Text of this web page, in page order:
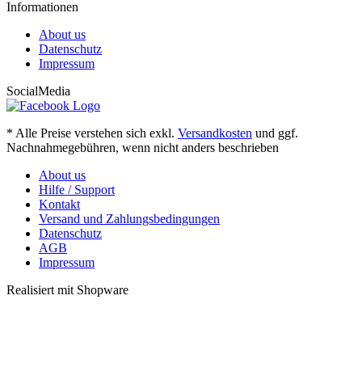
Informationen
About us
Datenschutz
Impressum
SocialMedia
* Alle Preise verstehen sich exkl. Versandkosten und ggf.
Nachnahmegebühren, wenn nicht anders beschrieben
About us
Hilfe / Support
Kontakt
Versand und Zahlungsbedingungen
Datenschutz
AGB
Impressum
Realisiert mit Shopware